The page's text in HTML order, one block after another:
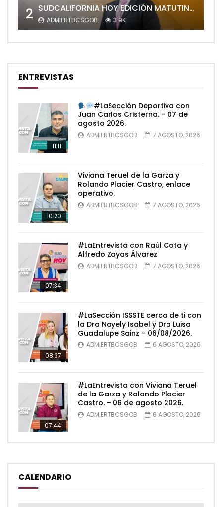
2 SUDCALIFORNIA HOY EDICIÓN MATUTINA con JOEL TRUJILLO
ADMIERTBCSGOB 3.9K
ENTREVISTAS
11:11
#LaSección Deportiva con
Juan Carlos Cristerna. – 07 de
agosto 2026.
ADMIERTBCSGOB 7 AGOSTO, 2026
10:20
Viviana Teruel de la Garza y
Rolando Placier Castro, enlace
operativo.
ADMIERTBCSGOB 7 AGOSTO, 2026
07:34
#LaEntrevista con Raúl Cota y
Alfredo Zayas Álvarez
ADMIERTBCSGOB 7 AGOSTO, 2026
08:37
#LaSección ISSSTE cerca de ti con
la Dra Nayely Isabel y Dra Luisa
Guadalupe Sainz – 06/08/2026.
ADMIERTBCSGOB 6 AGOSTO, 2026
07:44
#LaEntrevista con Viviana Teruel
de la Garza y Rolando Placier
Castro. – 06 de agosto 2026.
ADMIERTBCSGOB 6 AGOSTO, 2026
CALENDARIO